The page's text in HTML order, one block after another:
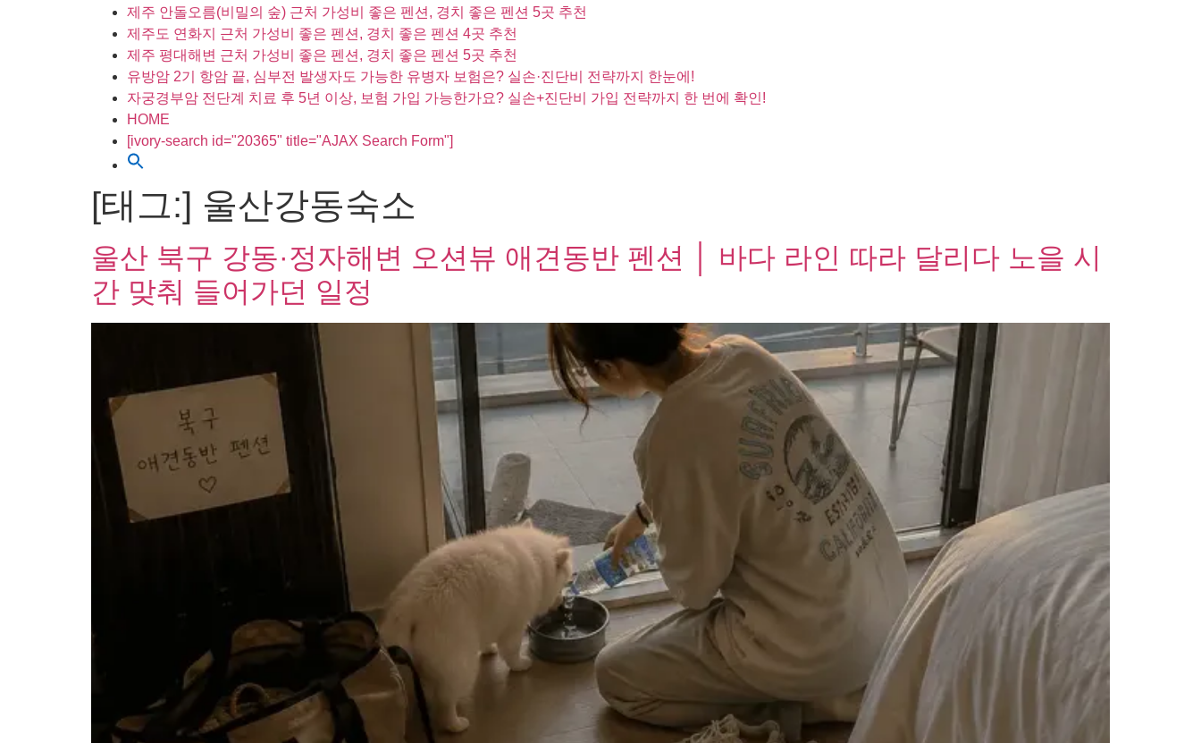
제주 안돌오름(비밀의 숲) 근처 가성비 좋은 펜션, 경치 좋은 펜션 5곳 추천
제주도 연화지 근처 가성비 좋은 펜션, 경치 좋은 펜션 4곳 추천
제주 평대해변 근처 가성비 좋은 펜션, 경치 좋은 펜션 5곳 추천
유방암 2기 항암 끝, 심부전 발생자도 가능한 유병자 보험은? 실손·진단비 전략까지 한눈에!
자궁경부암 전단계 치료 후 5년 이상, 보험 가입 가능한가요? 실손+진단비 가입 전략까지 한 번에 확인!
HOME
[ivory-search id="20365" title="AJAX Search Form"]
[태그:] 울산강동숙소
울산 북구 강동·정자해변 오션뷰 애견동반 펜션 │ 바다 라인 따라 달리다 노을 시
간 맞춰 들어가던 일정